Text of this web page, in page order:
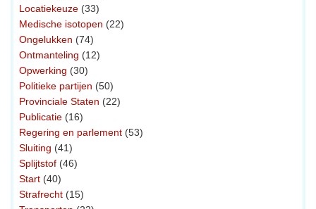
Locatiekeuze (33)
Medische isotopen (22)
Ongelukken (74)
Ontmanteling (12)
Opwerking (30)
Politieke partijen (50)
Provinciale Staten (22)
Publicatie (16)
Regering en parlement (53)
Sluiting (41)
Splijtstof (46)
Start (40)
Strafrecht (15)